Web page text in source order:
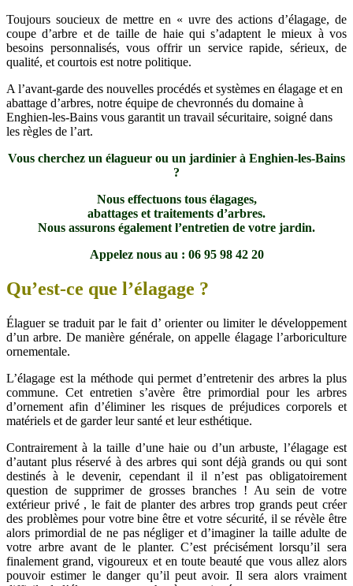
Toujours soucieux de mettre en « uvre des actions d’élagage, de
coupe d’arbre et de taille de haie qui s’adaptent le mieux à vos
besoins personnalisés, vous offrir un service rapide, sérieux, de
qualité, et courtois est notre politique.
A l’avant-garde des nouvelles procédés et systèmes en élagage et en
abattage d’arbres, notre équipe de chevronnés du domaine à
Enghien-les-Bains vous garantit un travail sécuritaire, soigné dans
les règles de l’art.
Vous cherchez un élagueur ou un jardinier à Enghien-les-Bains
?
Nous effectuons tous élagages,
abattages et traitements d’arbres.
Nous assurons également l’entretien de votre jardin.
Appelez nous au : 06 95 98 4220
Qu’est-ce que l’élagage ?
Élaguer se traduit par le fait d’ orienter ou limiter le développement
d’un arbre. De manière générale, on appelle élagage l’arboriculture
ornementale.
L’élagage est la méthode qui permet d’entretenir des arbres la plus
commune. Cet entretien s’avère être primordial pour les arbres
d’ornement afin d’éliminer les risques de préjudices corporels et
matériels et de garder leur santé et leur esthétique.
Contrairement à la taille d’une haie ou d’un arbuste, l’élagage est
d’autant plus réservé à des arbres qui sont déjà grands ou qui sont
destinés à le devenir, cependant il il n’est pas obligatoirement
question de supprimer de grosses branches ! Au sein de votre
extérieur privé , le fait de planter des arbres trop grands peut créer
des problèmes pour votre bine être et votre sécurité, il se révèle être
alors primordial de ne pas négliger et d’imaginer la taille adulte de
votre arbre avant de le planter. C’est précisément lorsqu’il sera
finalement grand, vigoureux et en toute beauté que vous allez alors
pouvoir estimer le danger qu’il peut avoir. Il sera alors vraiment